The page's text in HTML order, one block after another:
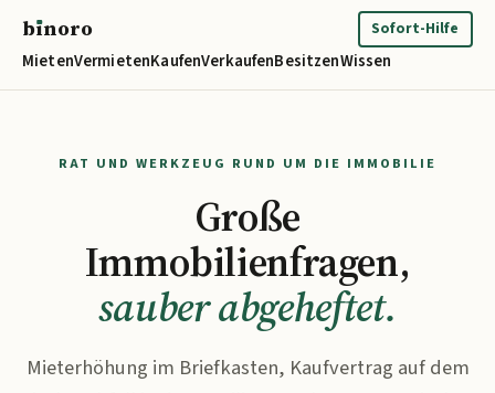
bınoro
MietenVermietenKaufenVerkaufenBesitzenWissen
Sofort-Hilfe
RAT UND WERKZEUG RUND UM DIE IMMOBILIE
Große
Immobilienfragen,
sauber abgeheftet.
Mieterhöhung im Briefkasten, Kaufvertrag auf dem